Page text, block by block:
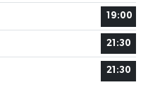
19:00
21:30
21:30